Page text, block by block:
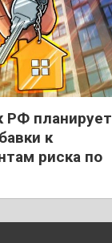
РФ планирует
к
риска по